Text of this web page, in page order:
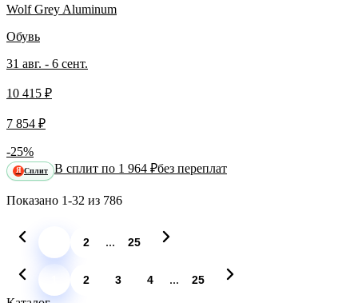
Wolf Grey Aluminum
Обувь
31 авг. - 6 сент.
10 415 ₽
7 854 ₽
-25%
Я Сплит В сплит по 1 964 ₽без переплат
Показано 1-32 из 786
2 ... 25
2 3 4 ... 25